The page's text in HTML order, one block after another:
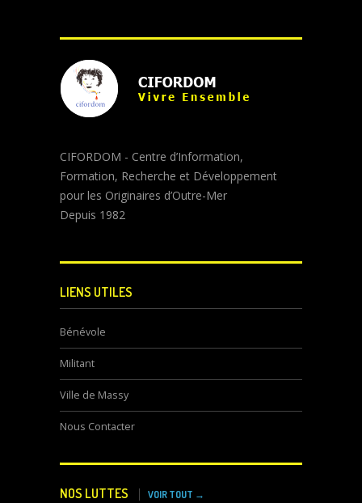
CIFORDOM - Centre d’Information,
Formation, Recherche et Développement
pour les Originaires d’Outre-Mer
Depuis 1982
LIENS UTILES
Bénévole
Militant
Ville de Massy
Nous Contacter
NOS LUTTES VOIR TOUT →